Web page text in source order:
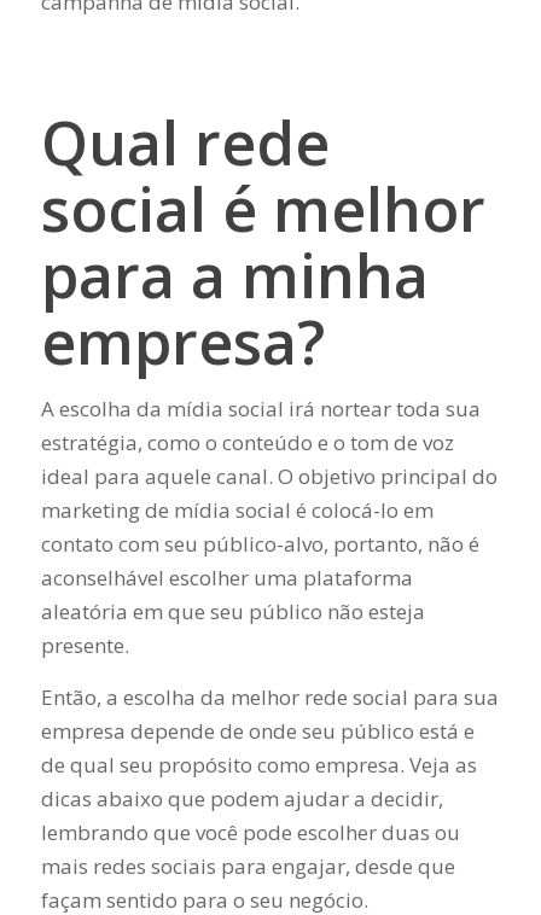
Qual rede
social é melhor
para a minha
empresa?
A escolha da mídia social irá nortear toda sua
estratégia, como o conteúdo e o tom de voz
ideal para aquele canal. O objetivo principal do
marketing de mídia social é colocá-lo em
contato com seu público-alvo, portanto, não é
aconselhável escolher uma plataforma
aleatória em que seu público não esteja
presente.
Então, a escolha da melhor rede social para sua
empresa depende de onde seu público está e
de qual seu propósito como empresa. Veja as
dicas abaixo que podem ajudar a decidir,
lembrando que você pode escolher duas ou
mais redes sociais para engajar, desde que
façam sentido para o seu negócio.